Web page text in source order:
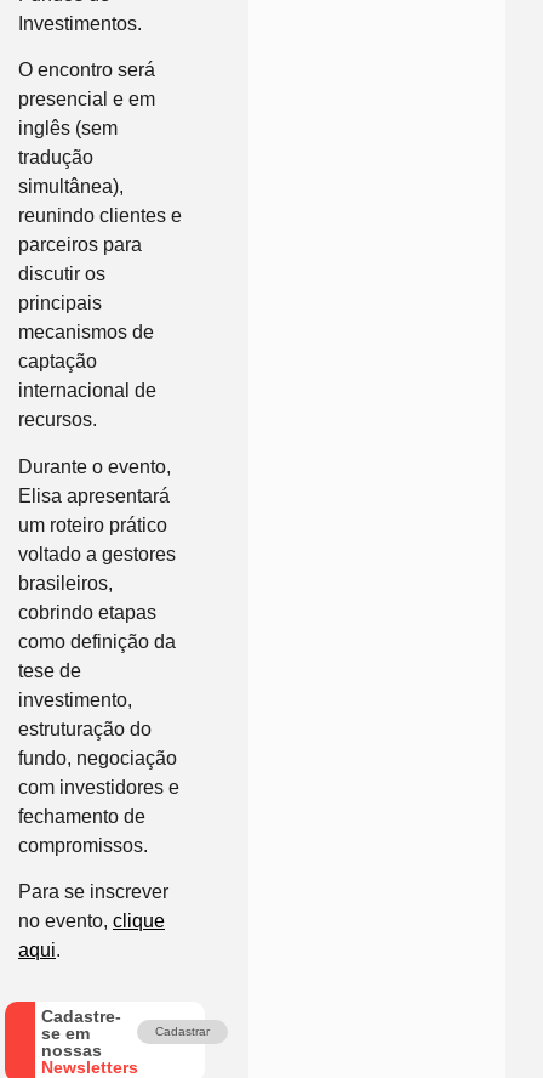
Investimentos.
O encontro será
presencial e em
inglês (sem
tradução
simultânea),
reunindo clientes e
parceiros para
discutir os
principais
mecanismos de
captação
internacional de
recursos.
Durante o evento,
Elisa apresentará
um roteiro prático
voltado a gestores
brasileiros,
cobrindo etapas
como definição da
tese de
investimento,
estruturação do
fundo, negociação
com investidores e
fechamento de
compromissos.
Para se inscrever
no evento, clique
aqui.
Cadastre-
se em
nossas
Newsletters
Cadastrar